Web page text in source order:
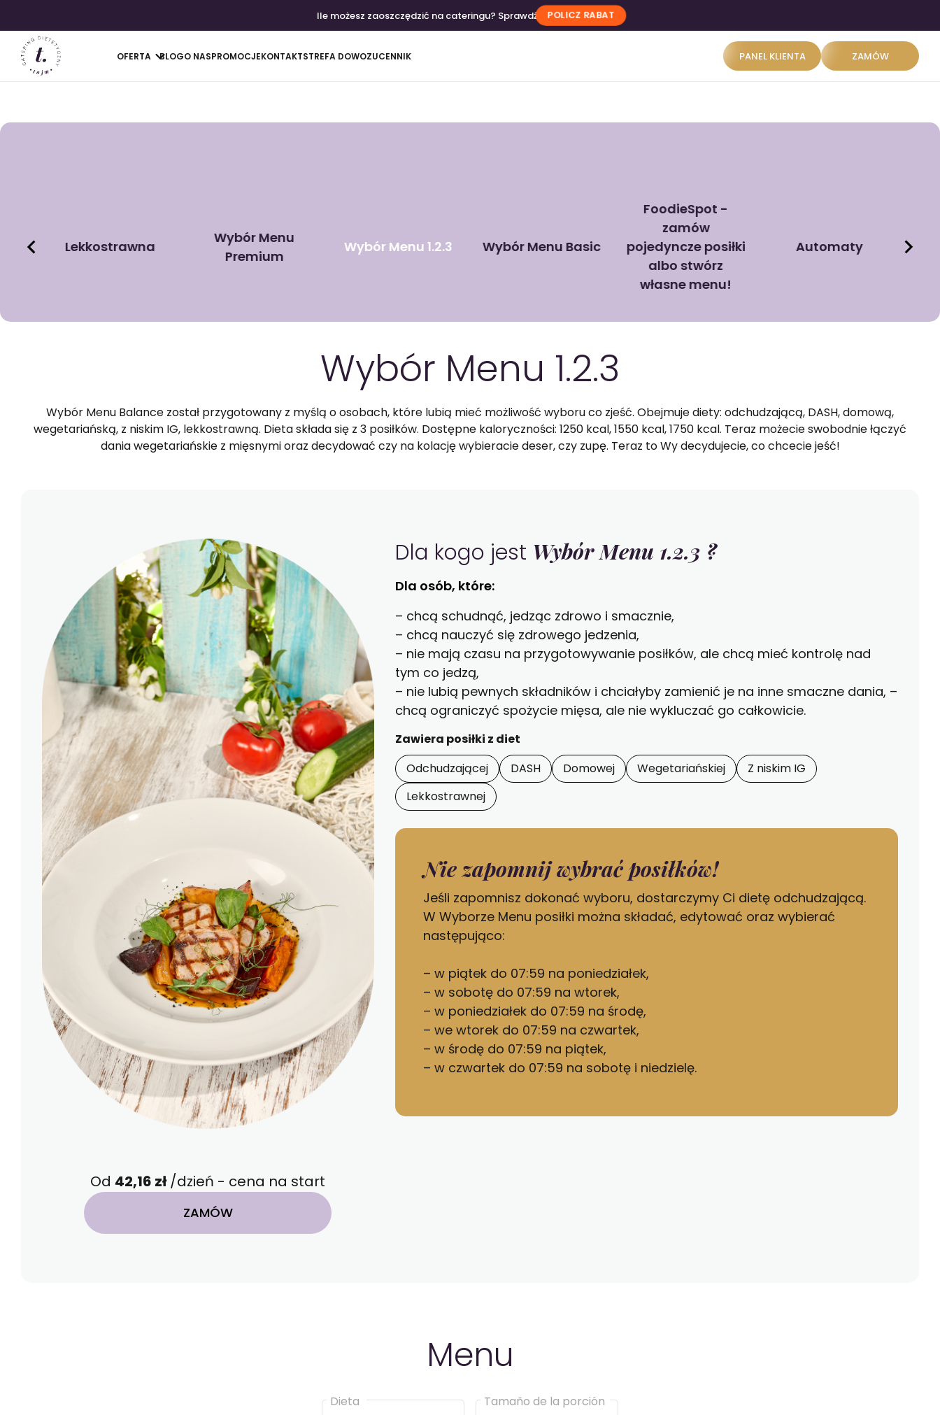
Ile możesz zaoszczędzić na cateringu? Sprawdź POLICZ RABAT
OFERTA BLOGO NASPROMOCJEKONTAKTSTREFA DOWOZUCENNIK PANEL KLIENTA ZAMÓW
Lekkostrawna
Wybór Menu
Premium
Wybór Menu 1.2.3 Wybór Menu Basic
FoodieSpot -
zamów
pojedyncze posiłki
albo stwórz
własne menu!
Automaty
Wybór Menu 1.2.3
Wybór Menu Balance został przygotowany z myślą o osobach, które lubią mieć możliwość wyboru co zjeść. Obejmuje diety: odchudzającą, DASH, domową,
wegetariańską, z niskim IG, lekkostrawną. Dieta składa się z 3 posiłków. Dostępne kaloryczności: 1250 kcal, 1550 kcal, 1750 kcal. Teraz możecie swobodnie łączyć
dania wegetariańskie z mięsnymi oraz decydować czy na kolację wybieracie deser, czy zupę. Teraz to Wy decydujecie, co chcecie jeść!
Od 42,16 zł/dzień - cena na start
ZAMÓW
Dla kogo jest Wybór Menu 1.2.3 ?
Dla osób, które:
– chcą schudnąć, jedząc zdrowo i smacznie,
– chcą nauczyć się zdrowego jedzenia,
– nie mają czasu na przygotowywanie posiłków, ale chcą mieć kontrolę nad
tym co jedzą,
– nie lubią pewnych składników i chciałyby zamienić je na inne smaczne dania, –
chcą ograniczyć spożycie mięsa, ale nie wykluczać go całkowicie.
Zawiera posiłki z diet
Odchudzającej
DASH Domowej Wegetariańskiej
Z niskim IG
Lekkostrawnej
Nie zapomnij wybrać posiłków!
Jeśli zapomnisz dokonać wyboru, dostarczymy Ci dietę odchudzającą.
W Wyborze Menu posiłki można składać, edytować oraz wybierać
następująco:
– w piątek do 07:59 na poniedziałek,
– w sobotę do 07:59 na wtorek,
– w poniedziałek do 07:59 na środę,
– we wtorek do 07:59 na czwartek,
– w środę do 07:59 na piątek,
– w czwartek do 07:59 na sobotę i niedzielę.
Menu
Dieta Tamaño de la porción